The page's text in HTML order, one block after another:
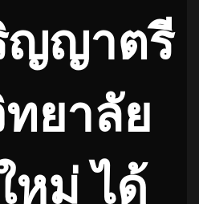
ญญาตรี
ยาลัย
หม่ ได้